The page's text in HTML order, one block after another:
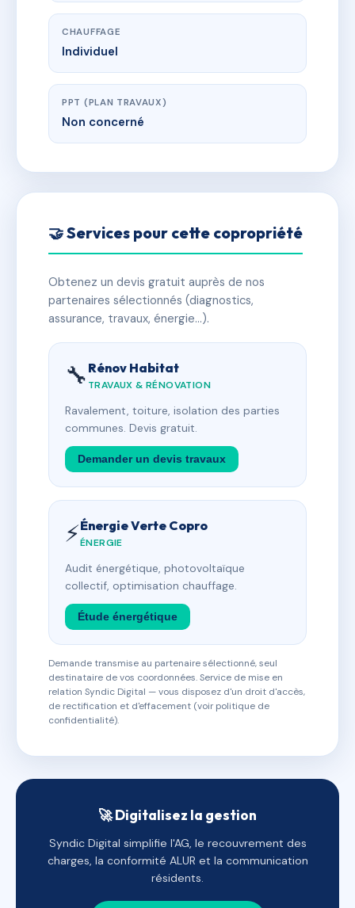
CHAUFFAGE
Individuel
PPT (PLAN TRAVAUX)
Non concerné
🤝 Services pour cette copropriété
Obtenez un devis gratuit auprès de nos
partenaires sélectionnés (diagnostics,
assurance, travaux, énergie…).
🔧 Rénov Habitat
TRAVAUX & RÉNOVATION
Ravalement, toiture, isolation des parties
communes. Devis gratuit.
Demander un devis travaux
⚡Énergie Verte Copro
ÉNERGIE
Audit énergétique, photovoltaïque
collectif, optimisation chauffage.
Étude énergétique
Demande transmise au partenaire sélectionné, seul
destinataire de vos coordonnées. Service de mise en
relation Syndic Digital — vous disposez d'un droit d'accès,
de rectification et d'effacement (voir politique de
confidentialité).
🚀 Digitalisez la gestion
Syndic Digital simplifie l'AG, le recouvrement des
charges, la conformité ALUR et la communication
résidents.